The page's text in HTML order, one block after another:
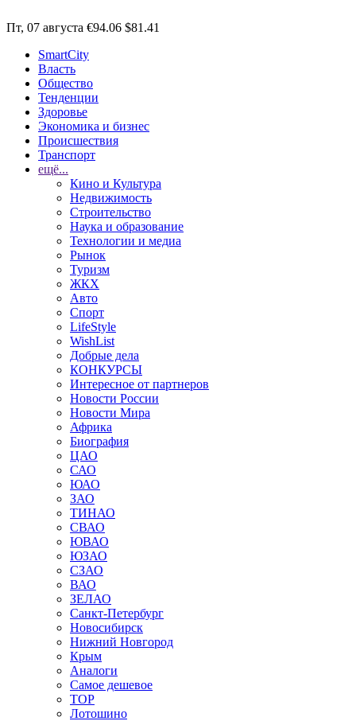
Пт, 07 августа €94.06 $81.41
SmartCity
Власть
Общество
Тенденции
Здоровье
Экономика и бизнес
Происшествия
Транспорт
ещё...
Кино и Культура
Недвижимость
Строительство
Наука и образование
Технологии и медиа
Рынок
Туризм
ЖКХ
Авто
Спорт
LifeStyle
WishList
Добрые дела
КОНКУРСЫ
Интересное от партнеров
Новости России
Новости Мира
Африка
Биография
ЦАО
САО
ЮАО
ЗАО
ТИНАО
СВАО
ЮВАО
ЮЗАО
СЗАО
ВАО
ЗЕЛАО
Санкт-Петербург
Новосибирск
Нижний Новгород
Крым
Аналоги
Самое дешевое
TOP
Лотошино